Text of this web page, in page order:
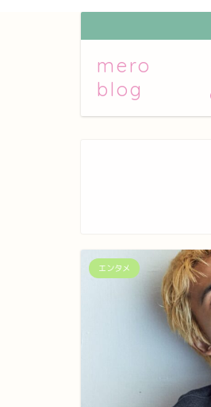
mero
blog
エンタメ